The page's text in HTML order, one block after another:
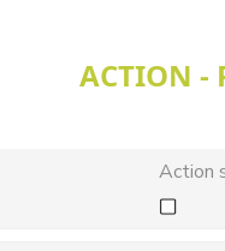
ACTION -
Action